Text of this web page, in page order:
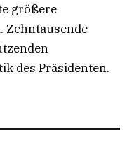
größere
Zehntausende
des Präsidenten.